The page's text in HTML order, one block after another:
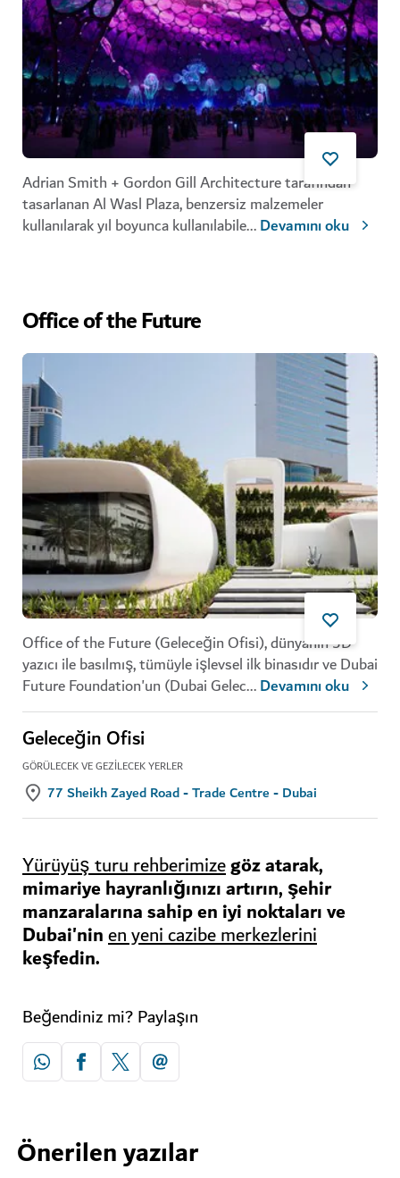
Adrian Smith + Gordon Gill Architecture tarafından
tasarlanan Al Wasl Plaza, benzersiz malzemeler
kullanılarak yıl boyunca kullanılabile...Devamını oku
Office of the Future
Office of the Future (Geleceğin Ofisi), dünyanın 3D
yazıcı ile basılmış, tümüyle işlevsel ilk binasıdır ve Dubai
Future Foundation'un (Dubai Gelec...Devamını oku
Geleceğin Ofisi
GÖRÜLECEK VE GEZILECEK YERLER
77 Sheikh Zayed Road - Trade Centre - Dubai
Yürüyüş turu rehberimizegöz atarak,
mimariye hayranlığınızı artırın, şehir
manzaralarına sahip en iyi noktaları ve
Dubai'ninen yeni cazibe merkezlerini
keşfedin.
Beğendiniz mi? Paylaşın
Önerilen yazılar